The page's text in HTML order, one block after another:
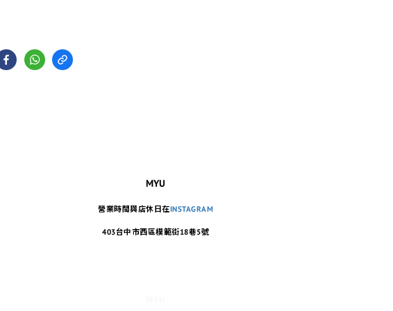
MYU
營業時間與店休日在INSTAGRAM
403台中市西區模範街18巷5號